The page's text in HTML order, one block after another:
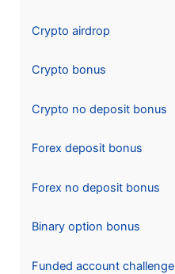
Crypto airdrop
Crypto bonus
Crypto no deposit bonus
Forex deposit bonus
Forex no deposit bonus
Binary option bonus
Funded account challenge